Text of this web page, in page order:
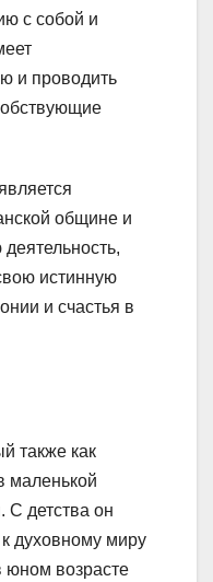
с собой и
и проводить
общине и
истинную
и счастья в
также как
маленькой
С детства он
духовному миру
юном возрасте